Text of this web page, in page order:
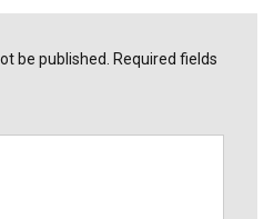
be published. Required fields